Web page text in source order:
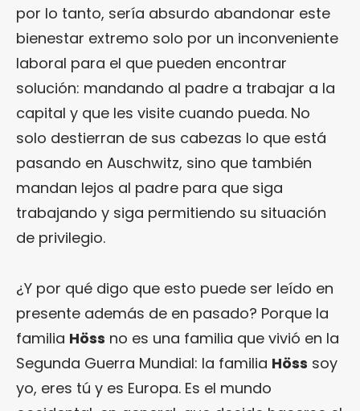
por lo tanto, sería absurdo abandonar este
bienestar extremo solo por un inconveniente
laboral para el que pueden encontrar
solución: mandando al padre a trabajar a la
capital y que les visite cuando pueda. No
solo destierran de sus cabezas lo que está
pasando en Auschwitz, sino que también
mandan lejos al padre para que siga
trabajando y siga permitiendo su situación
de privilegio.
¿Y por qué digo que esto puede ser leído en
presente además de en pasado? Porque la
familia Höss no es una familia que vivió en la
Segunda Guerra Mundial: la familia Höss soy
yo, eres tú y es Europa. Es el mundo